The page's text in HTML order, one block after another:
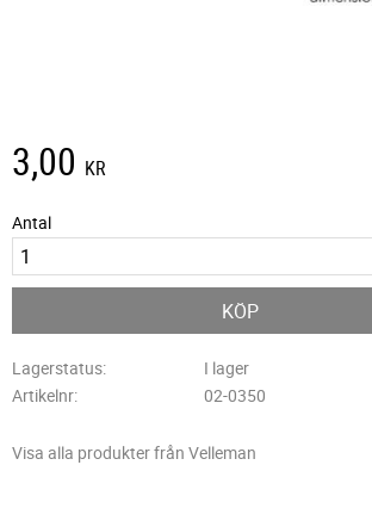
3,00 KR
Antal
KÖP
Lagerstatus
I lager
Artikelnr
02-0350
Visa alla produkter från Velleman